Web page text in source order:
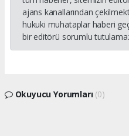
ajans kanallarından
hukuki muhataplar haberi
bir editörü sorumlu
Okuyucu Yorumları (0)